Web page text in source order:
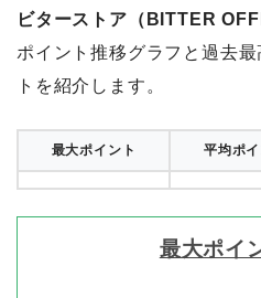
ビターストア（BITTER
ポイント推移グラフと過去
トを紹介します。
最大ポイント 平均ポイ
最大ポイ